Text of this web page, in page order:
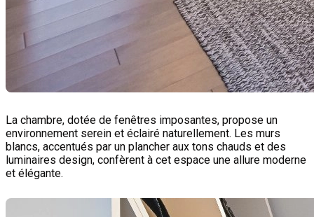
La chambre, dotée de fenêtres imposantes, propose un
environnement serein et éclairé naturellement. Les murs
blancs, accentués par un plancher aux tons chauds et des
luminaires design, confèrent à cet espace une allure moderne
et élégante.